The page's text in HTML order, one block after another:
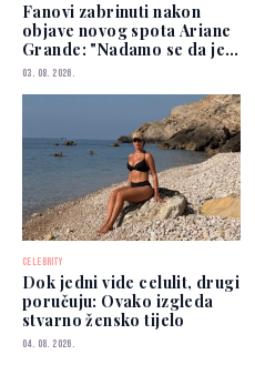
Fanovi zabrinuti nakon
objave novog spota Ariane
Grande: "Nadamo se da je
dobro"
03. 08. 2026.
CELEBRITY
Dok jedni vide celulit, drugi
poručuju: Ovako izgleda
stvarno žensko tijelo
04. 08. 2026.